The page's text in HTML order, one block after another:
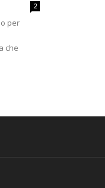
2
per
che